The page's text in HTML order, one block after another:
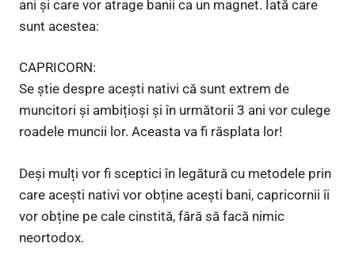
ani și care vor atrage banii ca un magnet. Iată care
sunt acestea:
CAPRICORN:
Se știe despre acești nativi că sunt extrem de
muncitori și ambițioși și în următorii 3 ani vor culege
roadele muncii lor. Aceasta va fi răsplata lor!
Deși mulți vor fi sceptici în legătură cu metodele prin
care acești nativi vor obține acești bani, capricornii îi
vor obține pe cale cinstită, fără să facă nimic
neortodox.